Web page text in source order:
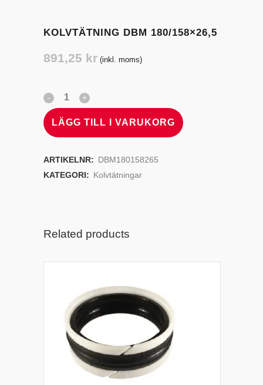
KOLVTÄTNING DBM 180/158×26,5
891,25 kr (inkl. moms)
LÄGG TILL I VARUKORG
ARTIKELNR: DBM180158265
KATEGORI: Kolvtätningar
Related products